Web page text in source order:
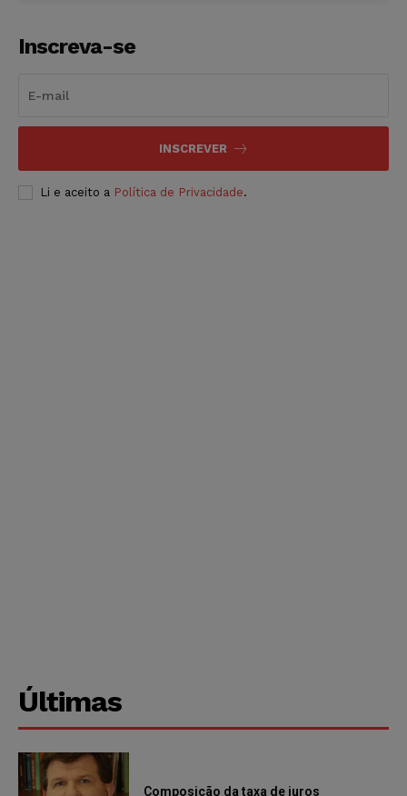
Inscreva-se
INSCREVER
Li e aceito a Política de Privacidade.
Últimas
Composição da taxa de juros